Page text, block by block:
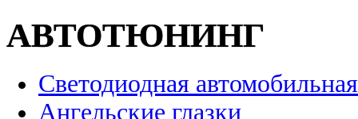
АВТОТЮНИНГ
Светодиодная
Ангельские глазки